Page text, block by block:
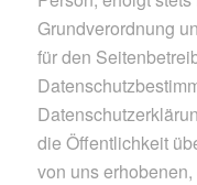
Grundverordnung
für den
die Öffentlichkeit
von uns